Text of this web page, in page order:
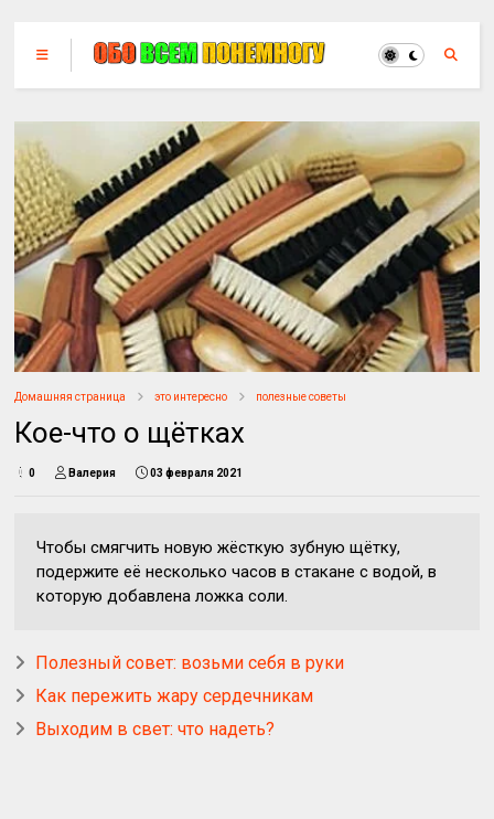
Домашняя страница это интересно полезные советы
Кое-что о щётках
0 Валерия 03 февраля 2021
Чтобы смягчить новую жёсткую зубную щётку,
подержите её несколько часов в стакане с водой, в
которую добавлена ложка соли.
Полезный совет: возьми себя в руки
Как пережить жару сердечникам
Выходим в свет: что надеть?